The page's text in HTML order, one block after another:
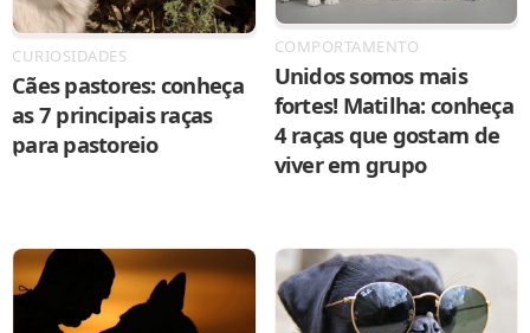
CURIOSIDADES
Cães pastores: conheça
as 7 principais raças
para pastoreio
COMPORTAMENTO
Unidos somos mais
fortes! Matilha: conheça
4 raças que gostam de
viver em grupo